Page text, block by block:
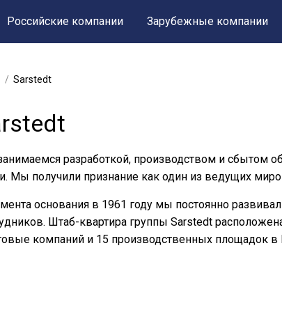
Российские компании Зарубежные компании
Sarstedt
разработкой, производством и сбытом
Мы получили признание как один из ведущих
основания в 1961 году мы постоянно
Штаб-квартира группы Sarstedt
компаний и 15 производственных площадок